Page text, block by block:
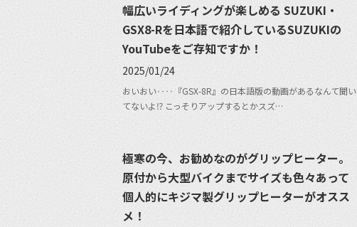
幅広いライディングが楽しめる SUZUKI・
GSX8-Rを日本語で紹介しているSUZUKIの
YouTubeをご存知ですか！
2025/01/24
おいおい‥‥『GSX-8R』の日本語版の動画があるなんて聞い
てないよ⁉︎ こっそりアップするとかスズ…
極寒の今、お勧めなのがグリップヒーター。
原付から大型バイクまでサイズも色々あって
個人的にキジマ製グリップヒーターがオスス
メ！